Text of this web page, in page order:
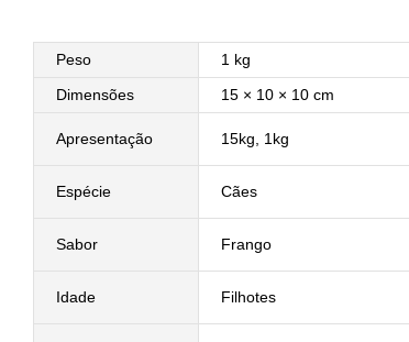
Peso
1 kg
Dimensões
15 × 10 × 10 cm
Apresentação 15kg, 1kg
Espécie Cães
Sabor Frango
Idade Filhotes